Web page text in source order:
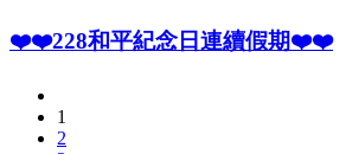
❤️❤️228和平紀念日連續假期❤️❤️
1
2